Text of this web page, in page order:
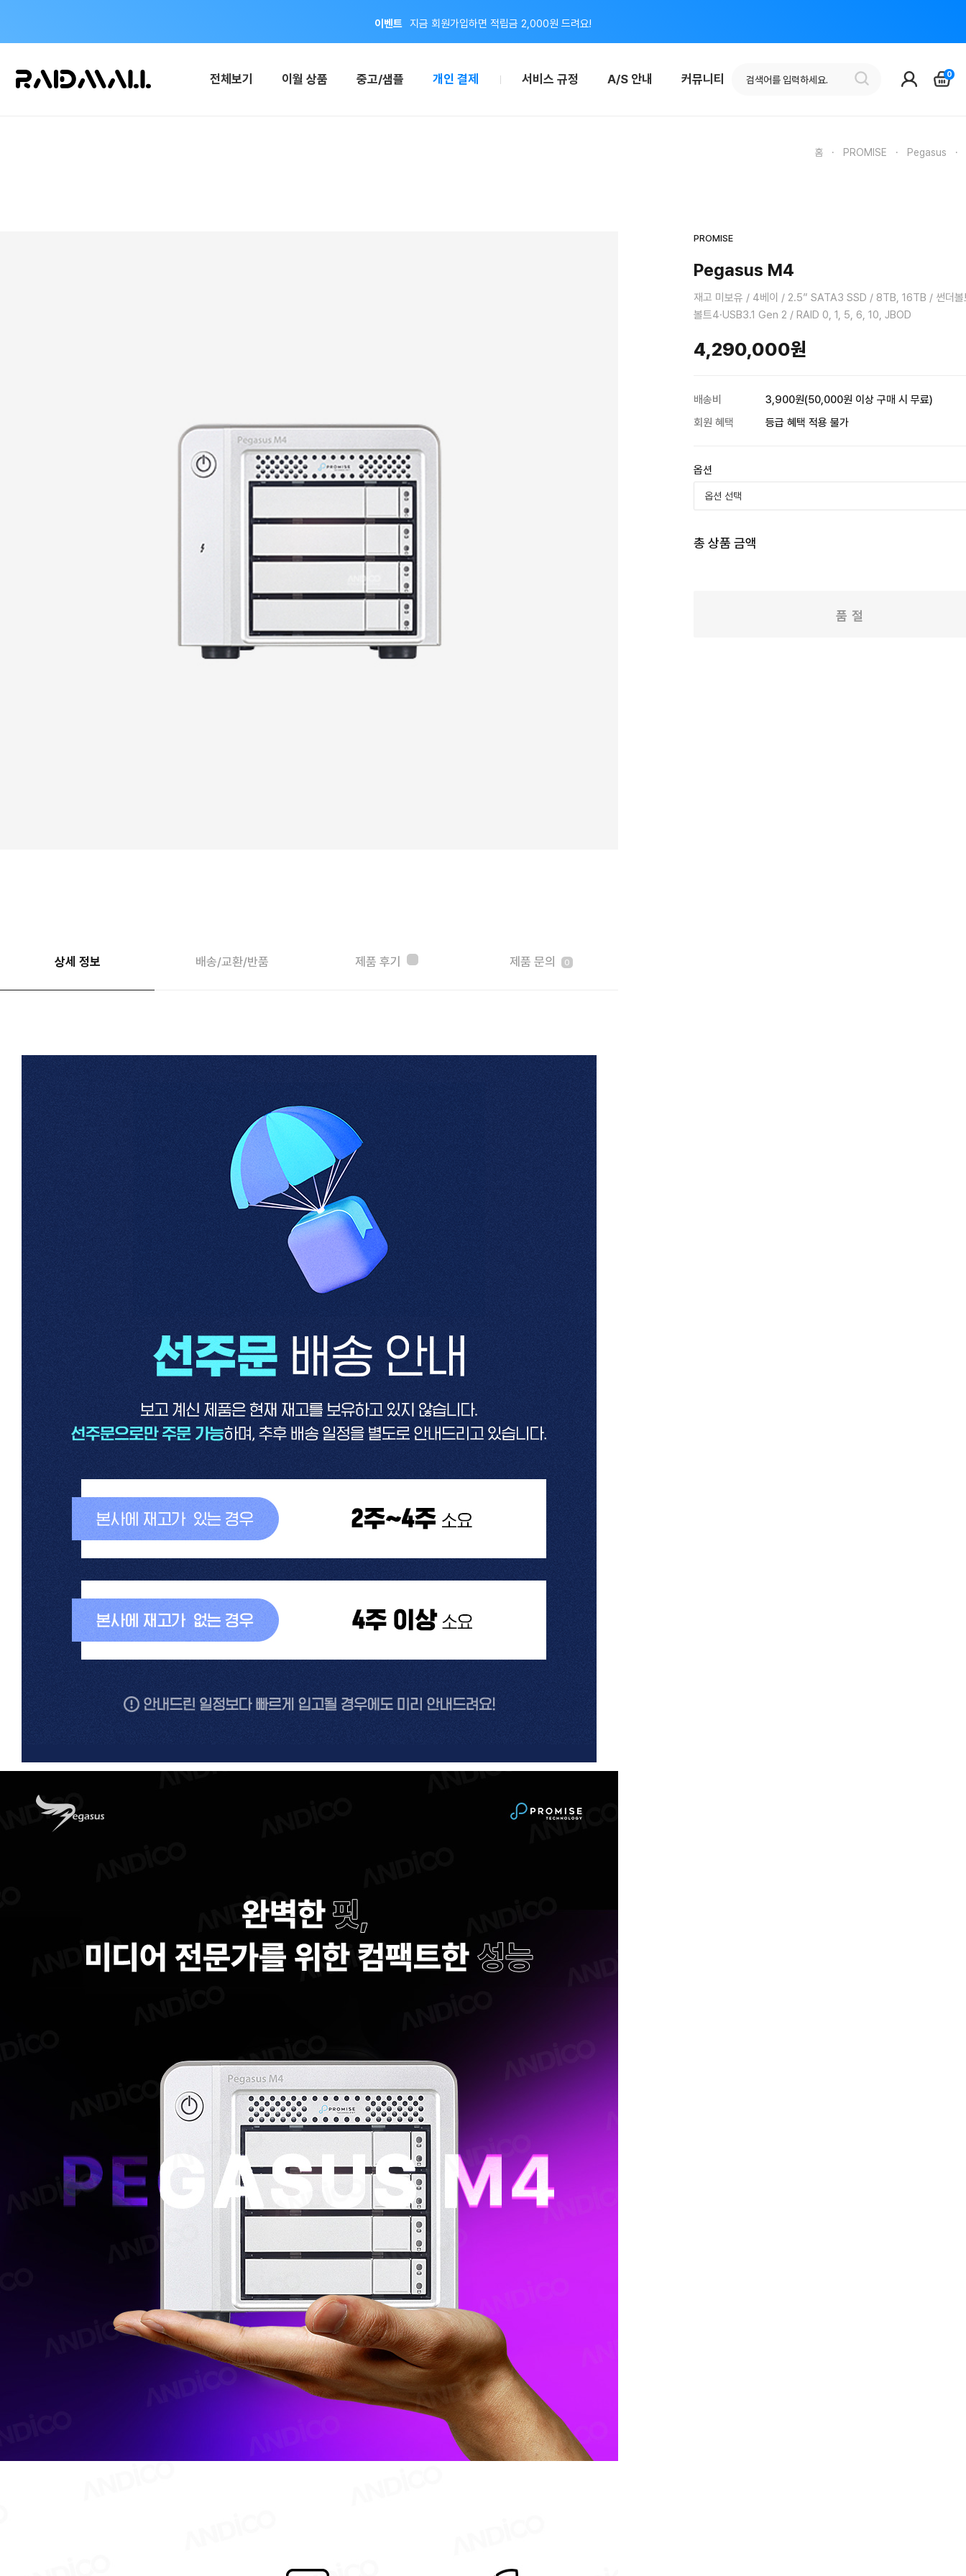
이벤트 지금 회원가입하면 적립금 2,000원 드려요!
전체보기 이월 상품 중고/샘플 개인 결제 서비스 규정 A/S 안내 커뮤니티 0
홈 · PROMISE · Pegasus ·
상세 정보 배송/교환/반품 제품 후기 제품 문의 0
PROMISE
Pegasus M4
재고 미보유 / 4베이 / 2.5” SATA3 SSD / 8TB, 16TB / 썬더볼
볼트4·USB3.1 Gen 2 / RAID 0, 1, 5, 6, 10, JBOD
4,290,000원
배송비
3,900원(50,000원 이상 구매 시 무료)
회원 혜택
등급 혜택 적용 불가
옵션
총 상품 금액
품 절